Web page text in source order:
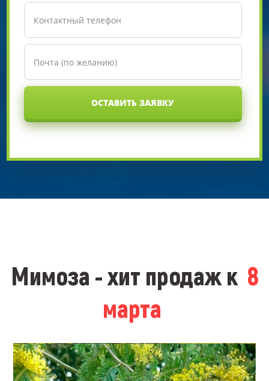
ОСТАВИТЬ ЗАЯВКУ
Мимоза - хит продаж к 8
марта